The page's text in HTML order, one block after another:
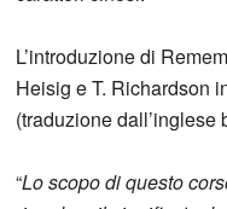
L’introduzione di
Heisig e T. Richardson
(traduzione dall’inglese
“Lo scopo di questo